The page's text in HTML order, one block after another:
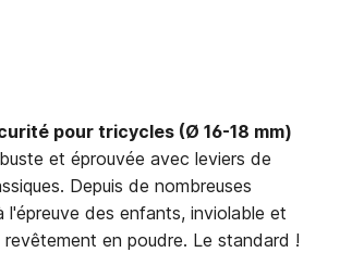
pour tricycles (Ø 16-18 mm)
et éprouvée avec leviers de
Depuis de nombreuses
l'épreuve des enfants, inviolable et
en poudre. Le standard !